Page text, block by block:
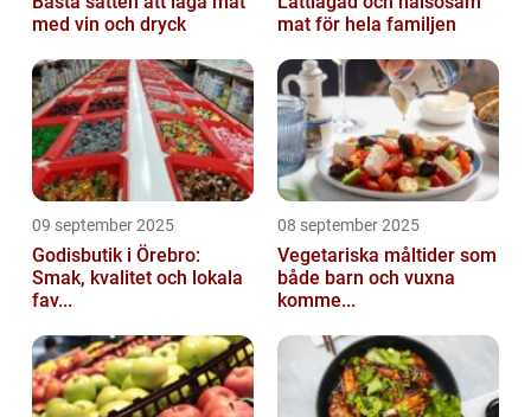
med vin och dryck
mat för hela familjen
09 september 2025
Godisbutik i Örebro:
Smak, kvalitet och lokala
fav...
08 september 2025
Vegetariska måltider som
både barn och vuxna
komme...